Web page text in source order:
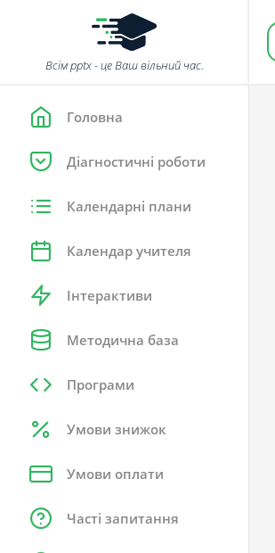
Всім pptx - це Ваш вільний час.
Головна
Діагностичні роботи
Календарні плани
Календар учителя
Інтерактиви
Методична база
Програми
Умови знижок
Умови оплати
Часті запитання